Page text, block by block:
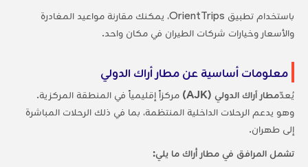
باستخدام تطبيق OrientTrips، يمكنك مقارنة مواعيد المغادرة
والأسعار وخيارات شركات الطيران في مكان واحد.
معلومات أساسية عن مطار أراك الدولي
يُعدّمطار آراك الدولي (AJK)
مركزاً إقليمياً في المنطقة المركزية.
وهو يدعم الرحلات الداخلية المنتظمة، بما في ذلك الرحلات المباشرة
إلى طهران.
تشمل المرافق في مطار أراك ما يلي: